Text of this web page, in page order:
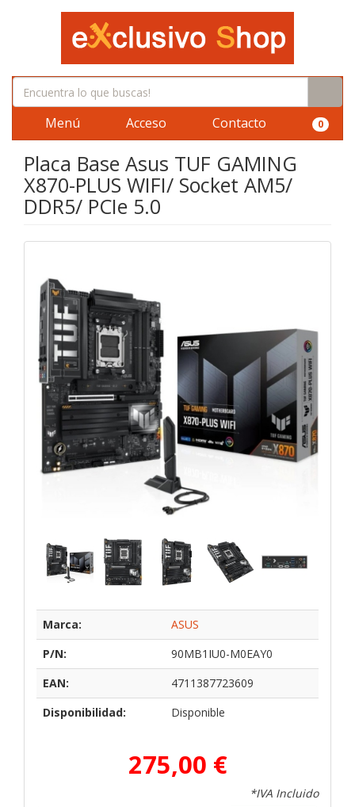
Menú Acceso Contacto 0
Placa Base Asus TUF GAMING
X870-PLUS WIFI/ Socket AM5/
DDR5/ PCIe 5.0
Marca:
ASUS
P/N:
90MB1IU0-M0EAY0
EAN:
4711387723609
Disponibilidad:
Disponible
275,00 €
*IVA Incluido